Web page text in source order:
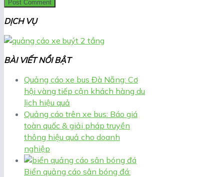
DỊCH VỤ
BÀI VIẾT NỔI BẬT
Quảng cáo xe bus Đà Nẵng: Cơ
hội vàng tiếp cận khách hàng du
lịch hiệu quả
Quảng cáo trên xe bus: Báo giá
toàn quốc & giải pháp truyền
thông hiệu quả cho doanh
nghiệp
Biển quảng cáo sân bóng đá: